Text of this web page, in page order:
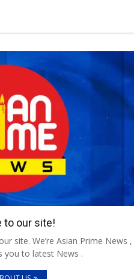
to our site!
site. We’re Asian Prime News ,
you to latest News .